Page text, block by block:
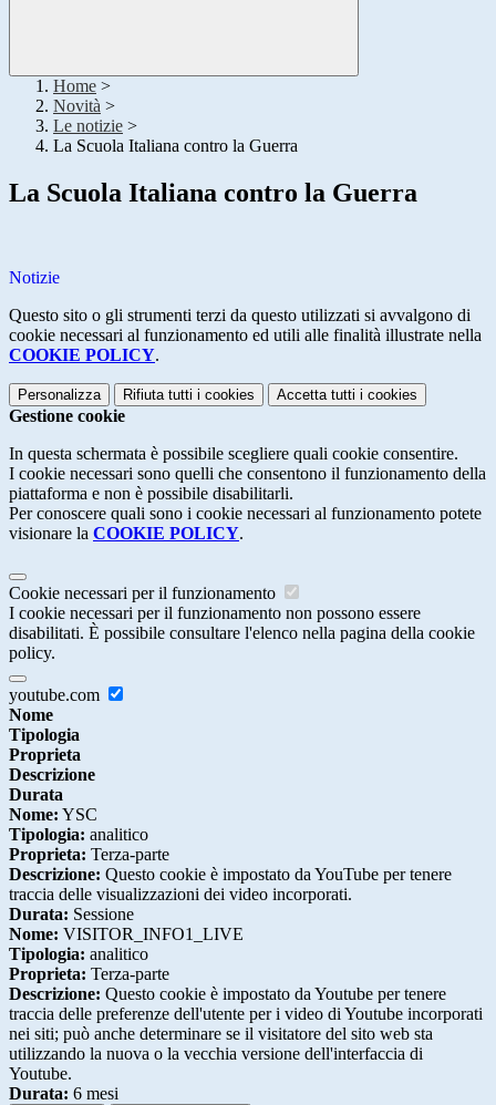
Home >
Novità >
Le notizie >
La Scuola Italiana contro la Guerra
La Scuola Italiana contro la Guerra
Notizie
Questo sito o gli strumenti terzi da questo utilizzati si avvalgono di
cookie necessari al funzionamento ed utili alle finalità illustrate nella
COOKIE POLICY.
Personalizza Rifiuta tutti i cookies Accetta tutti i cookies
Gestione cookie
In questa schermata è possibile scegliere quali cookie consentire.
I cookie necessari sono quelli che consentono il funzionamento della
piattaforma e non è possibile disabilitarli.
Per conoscere quali sono i cookie necessari al funzionamento potete
visionare la COOKIE POLICY.
Cookie necessari per il funzionamento
I cookie necessari per il funzionamento non possono essere
disabilitati. È possibile consultare l'elenco nella pagina della cookie
policy.
youtube.com
Nome
Tipologia
Proprieta
Descrizione
Durata
Nome: YSC
Tipologia: analitico
Proprieta: Terza-parte
Descrizione: Questo cookie è impostato da YouTube per tenere
traccia delle visualizzazioni dei video incorporati.
Durata: Sessione
Nome: VISITOR_INFO1_LIVE
Tipologia: analitico
Proprieta: Terza-parte
Descrizione: Questo cookie è impostato da Youtube per tenere
traccia delle preferenze dell'utente per i video di Youtube incorporati
nei siti; può anche determinare se il visitatore del sito web sta
utilizzando la nuova o la vecchia versione dell'interfaccia di
Youtube.
Durata: 6 mesi